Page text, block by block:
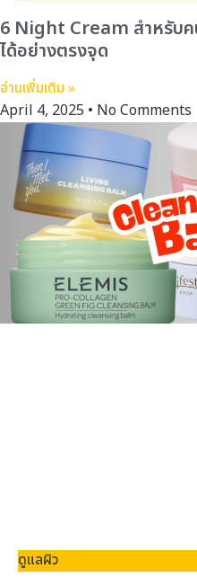
6 Night Cream สำหรับ
ได้อย่างตรงจุด
อ่านเพิ่มเติม »
April 4, 2025 No Comments
ดูแลผิว